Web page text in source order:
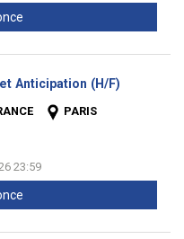
Anticipation (H/F)
PARIS
23:59